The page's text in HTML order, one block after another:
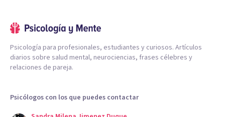
Psicología para profesionales, estudiantes y curiosos. Artículos
diarios sobre salud mental, neurociencias, frases célebres y
relaciones de pareja.
Psicólogos con los que puedes contactar